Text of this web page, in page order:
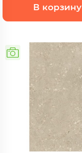
В корзину